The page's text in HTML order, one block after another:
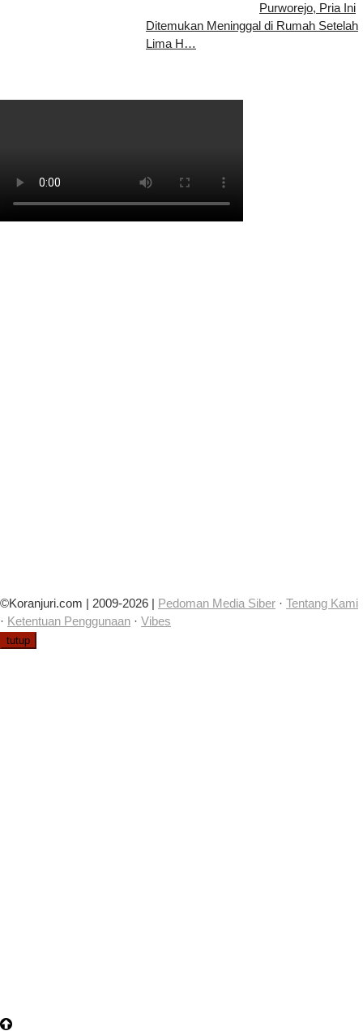
Purworejo, Pria Ini
Ditemukan Meninggal di Rumah Setelah
Lima H…
©Koranjuri.com | 2009-2026 | Pedoman Media Siber · Tentang Kami
· Ketentuan Penggunaan · Vibes
tutup